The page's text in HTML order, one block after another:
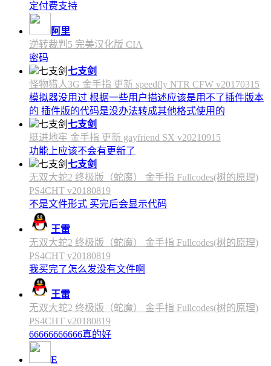
定付费支持
阿里
逆转裁判5 完美汉化版 CIA
密码
七支剑
怪物猎人3G 金手指 更新 speedfly NTR CFW v20170315
模拟器没用过 根据一些用户描述应该是用不了插件版本
的 插件版的代码是没办法转成其他格式使用的
七支剑
挺进地牢 金手指 更新 gayfriend SX v20210915
功能上应该不会有更新了
七支剑
无双大蛇2 终极版（蛇魔） 金手指 Fullcodes(树的原理)
PS4CHT v20180819
不是文件形式 买完后会显示代码
王雷
无双大蛇2 终极版（蛇魔） 金手指 Fullcodes(树的原理)
PS4CHT v20180819
我买完了怎么发没有文件啊
王雷
无双大蛇2 终极版（蛇魔） 金手指 Fullcodes(树的原理)
PS4CHT v20180819
66666666666真的好
E